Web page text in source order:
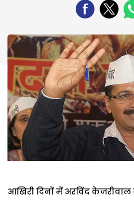
आखिरी दिनों में अरविंद